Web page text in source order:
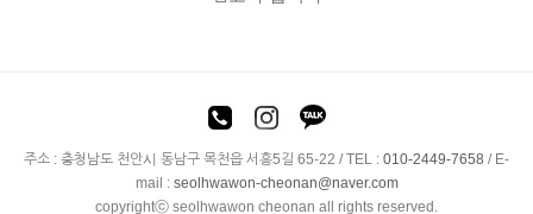
주소 : 충청남도 천안시 동남구 목천읍 서흥5길 65-22 / TEL : 010-2449-7658 / E-
mail : seolhwawon-cheonan@naver.com
copyrightⓒ seolhwawon cheonan all rights reserved.